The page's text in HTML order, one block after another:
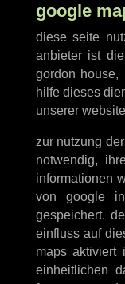
google
diese seite
anbieter ist
gordon house,
hilfe dieses
unserer
zur nutzung
notwendig,
informationen
von google
gespeichert.
einfluss auf
maps aktiviert
einheitlichen